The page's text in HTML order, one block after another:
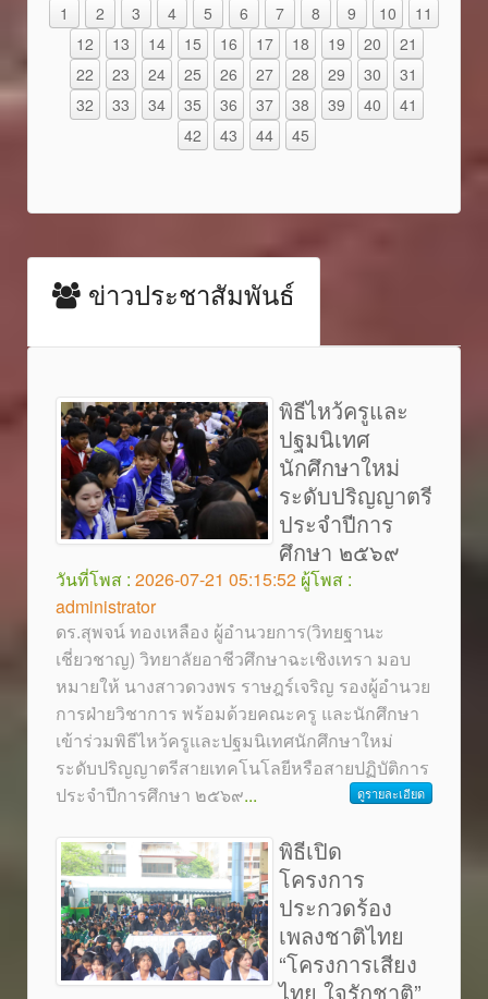
1 2 3 4 5 6 7 8 9 10
11
12
13 14 15 16 17 18 19 20
21
22
23 24 25 26 27 28 29 30
31
32
33 34 35 36 37 38 39 40
41
42
43 44 45
ข่าวประชาสัมพันธ์
พิธีไหว้ครูและ
ปฐมนิเทศ
นักศึกษาใหม่
ระดับปริญญาตรี
ประจำปีการ
ศึกษา ๒๕๖๙
วันที่โพส : 2026-07-21 05:15:52 ผู้โพส :
administrator
ดร.สุพจน์ ทองเหลือง ผู้อำนวยการ(วิทยฐานะ
เชี่ยวชาญ) วิทยาลัยอาชีวศึกษาฉะเชิงเทรา มอบ
หมายให้ นางสาวดวงพร ราษฎร์เจริญ รองผู้อำนวย
การฝ่ายวิชาการ พร้อมด้วยคณะครู และนักศึกษา
เข้าร่วมพิธีไหว้ครูและปฐมนิเทศนักศึกษาใหม่
ระดับปริญญาตรีสายเทคโนโลยีหรือสายปฏิบัติการ
ประจำปีการศึกษา ๒๕๖๙... ดูรายละเอียด
พิธีเปิด
โครงการ
ประกวดร้อง
เพลงชาติไทย
“โครงการเสียง
ไทย ใจรักชาติ”